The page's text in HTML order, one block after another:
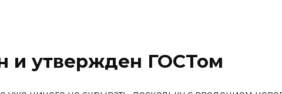
и утвержден ГОСТом